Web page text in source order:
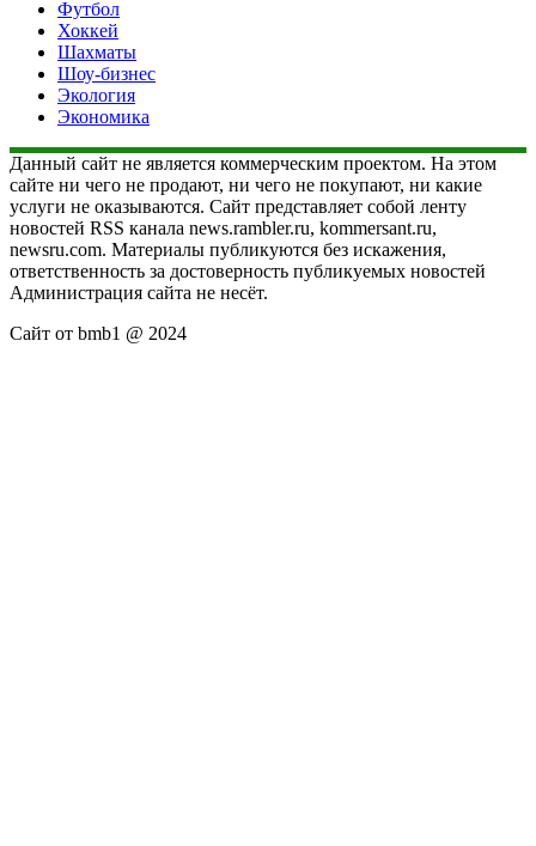
Футбол
Хоккей
Шахматы
Шоу-бизнес
Экология
Экономика
Данный сайт не является коммерческим проектом. На этом
сайте ни чего не продают, ни чего не покупают, ни какие
услуги не оказываются. Сайт представляет собой ленту
новостей RSS канала news.rambler.ru, kommersant.ru,
newsru.com. Материалы публикуются без искажения,
ответственность за достоверность публикуемых новостей
Администрация сайта не несёт.
Сайт от bmb1 @ 2024